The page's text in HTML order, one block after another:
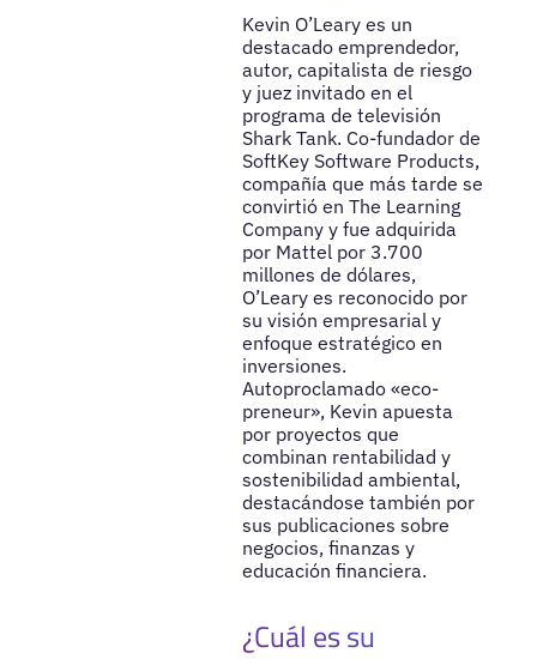
Kevin O’Leary es un
destacado emprendedor,
autor, capitalista de riesgo
y juez invitado en el
programa de televisión
Shark Tank. Co-fundador de
SoftKey Software Products,
compañía que más tarde se
convirtió en The Learning
Company y fue adquirida
por Mattel por 3.700
millones de dólares,
O’Leary es reconocido por
su visión empresarial y
enfoque estratégico en
inversiones.
Autoproclamado «eco-
preneur», Kevin apuesta
por proyectos que
combinan rentabilidad y
sostenibilidad ambiental,
destacándose también por
sus publicaciones sobre
negocios, finanzas y
educación financiera.
¿Cuál es su